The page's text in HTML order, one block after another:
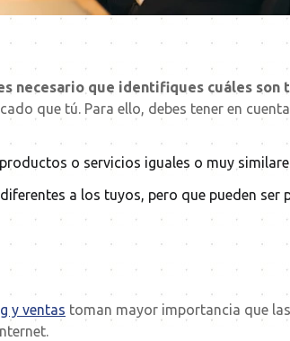
necesario que identifiques cuáles son
que tú. Para ello, debes tener en
o servicios iguales o muy
a los tuyos, pero que pueden ser
y ventas toman mayor importancia que las